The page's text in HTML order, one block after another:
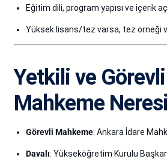
Eğitim dili, program yapısı ve içerik
Yüksek lisans/tez varsa, tez örneği
Yetkili ve Görevli
Mahkeme
Görevli Mahkeme: Ankara İdare
Davalı: Yükseköğretim Kurulu